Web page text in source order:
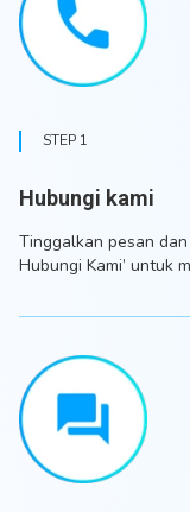
STEP 1
Hubungi kami
Tinggalkan pesan
Hubungi Kami’ untuk